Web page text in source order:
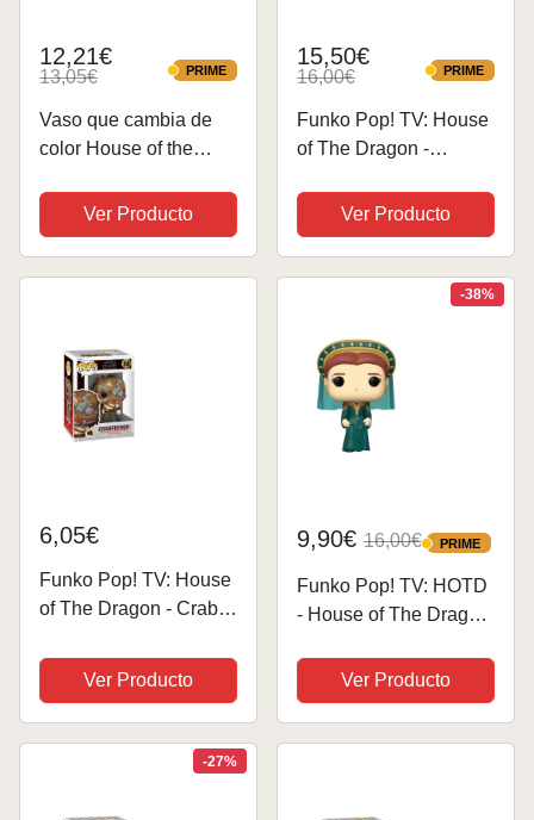
12,21€
13,05€ PRIME
PRIME
Vaso que cambia de
color House of the
oficial HOTD, copa de
350ml para bebidas
frías, regalo para fans
Ver Producto
15,50€
16,00€ PRIME
PRIME
Funko Pop! TV: House
of The Dragon -
Figura de Vinilo
Coleccionable - Idea
de Regalo- Mercancia
Oficial - Juguetes para
Ver Producto
6,05€
Funko Pop! TV: House
of The Dragon - Crab
de Vinilo
Coleccionable - Idea
de Regalo- Mercancia
Oficial - Juguetes para
Niños y Adultos -...
Ver Producto
-38%
9,90€ 16,00€ PRIME
PRIME
Funko Pop! TV: HOTD
- House of The Dragon
Coleccionable - Idea
de Regalo- Mercancia
Oficial - Juguetes para
Ver Producto
-27%